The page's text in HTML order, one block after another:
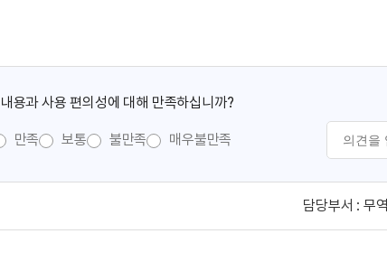
용과 사용 편의성에 대해 만족하십니까?
만족 보통 불만족 매우불만족
담당부서 : 무